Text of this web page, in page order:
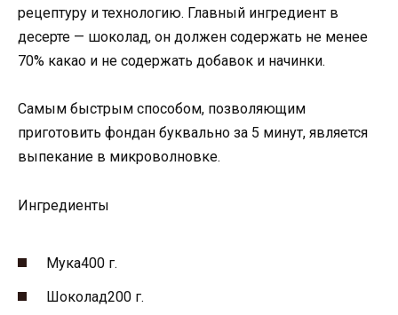
рецептуру и технологию. Главный ингредиент в
десерте — шоколад, он должен содержать не менее
70% какао и не содержать добавок и начинки.
Самым быстрым способом, позволяющим
приготовить фондан буквально за 5 минут, является
выпекание в микроволновке.
Ингредиенты
Мука400 г.
Шоколад200 г.